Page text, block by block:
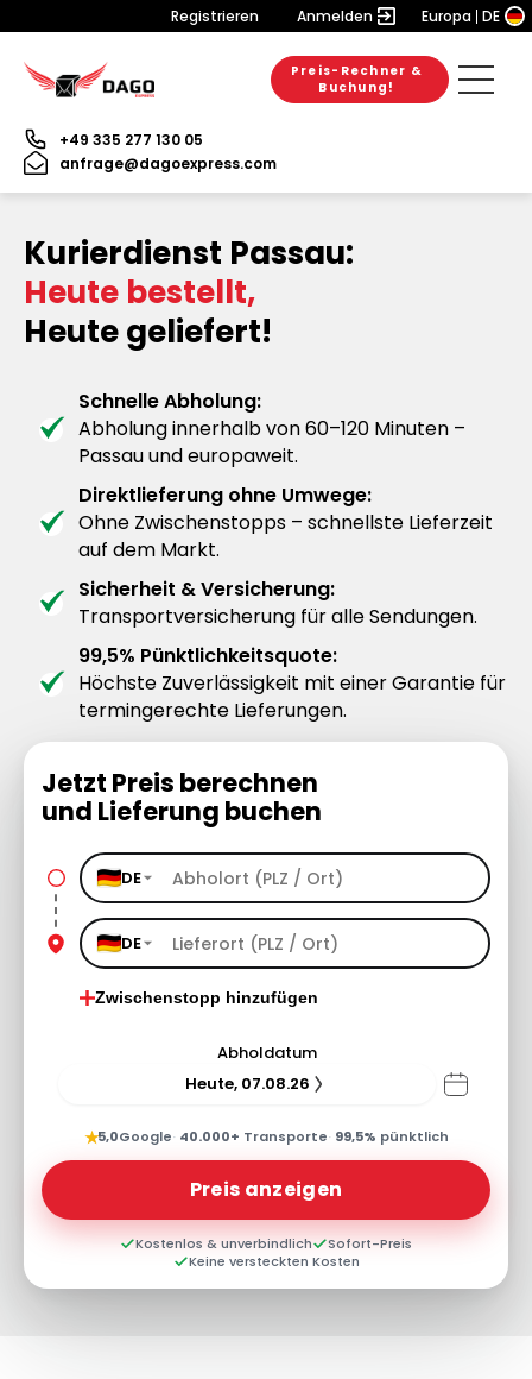
Registrieren Anmelden Europa DE
Preis-Rechner &
Buchung!
+49 335 277 130 05
anfrage@dagoexpress.com
Kurierdienst Passau:
Heute bestellt,
Heute geliefert!
Schnelle Abholung:
Abholung innerhalb von 60–120 Minuten –
Passau und europaweit.
Direktlieferung ohne Umwege:
Ohne Zwischenstopps – schnellste Lieferzeit
auf dem Markt.
Sicherheit & Versicherung:
Transportversicherung für alle Sendungen.
99,5% Pünktlichkeitsquote:
Höchste Zuverlässigkeit mit einer Garantie für
termingerechte Lieferungen.
Jetzt Preis berechnen
und Lieferung buchen
DE
DE
Zwischenstopp hinzufügen
Abholdatum
Heute, 07.08.26
★5,0Google· 40.000+ Transporte· 99,5% pünktlich
Preis anzeigen
Kostenlos & unverbindlich
Sofort-Preis
Keine versteckten Kosten